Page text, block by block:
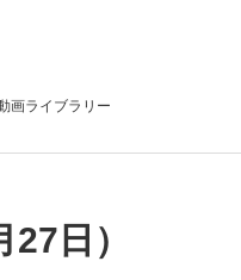
画ライブラリー
日）